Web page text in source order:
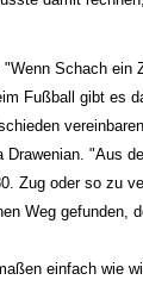
Schach ein
Fußball gibt es
"Aus
Zug oder so zu
Weg gefunden,
einfach wie